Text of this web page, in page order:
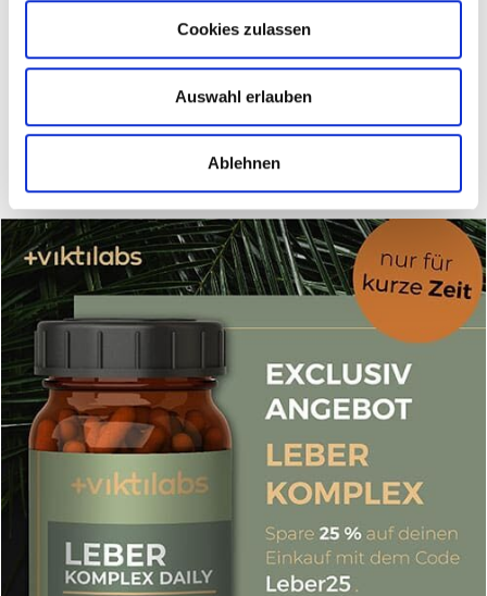
Cookies zulassen
Auswahl erlauben
Ablehnen
Mitglied werden